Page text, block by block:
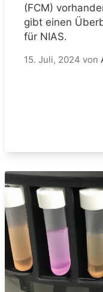
(FCM)
gibt einen
für NIAS.
15. Juli, 2024 von